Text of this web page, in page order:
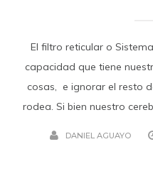
El filtro reticular o
capacidad que tiene
cosas, e ignorar el resto
rodea. Si bien nuestro
DANIEL AGUAYO